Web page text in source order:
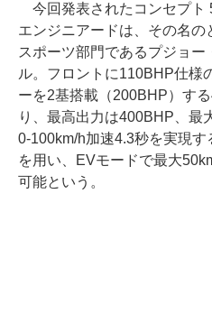
今回発表されたコンセプト
エンジニアードは、その名
スポーツ部門であるプジョ
ル。フロントに110BHP仕様
ーを2基搭載（200BHP）す
り、最高出力は400BHP、最
0-100km/h加速4.3秒を実現
を用い、EVモードで最大
可能という。